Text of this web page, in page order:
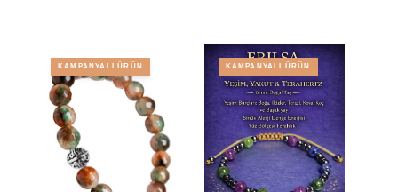
KAMPANYALI ÜRÜN KAMPANYALI ÜRÜN